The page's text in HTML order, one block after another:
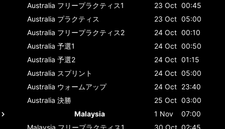
Australia フリープラクティス1 23 Oct 00:45
Australia プラクティス 23 Oct 05:00
Australia フリープラクティス2 24 Oct 00:10
Australia 予選1 24 Oct 00:50
Australia 予選2 24 Oct 01:15
Australia スプリント 24 Oct 05:00
Australia ウォームアップ 24 Oct 23:40
Australia 決勝 25 Oct 03:00
Malaysia
1 Nov
07:00
Malaysia フリープラクティス1 30 Oct 02:45